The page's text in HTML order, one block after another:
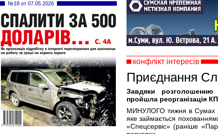
конфлікт інтересів
Приєднання
Завдяки
пройшла реорганізація
МИНУЛОГО тижня в Сумах
яке займається
«Спецсервіс» (раніше
№18 от 07.05.2026